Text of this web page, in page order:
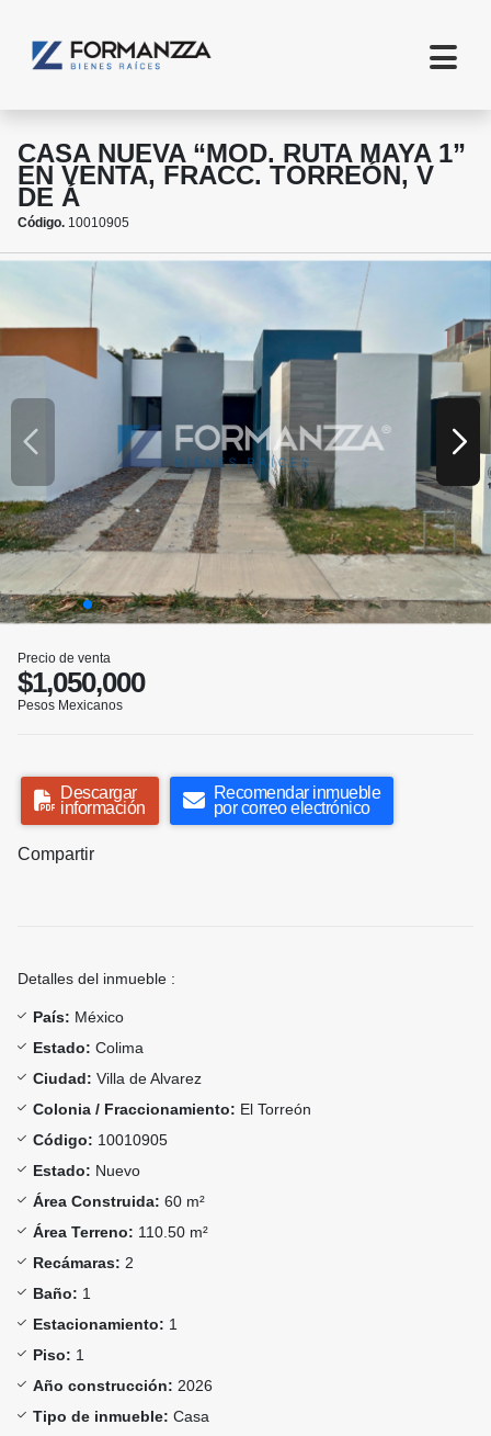
CASA NUEVA “MOD. RUTA MAYA 1”
EN VENTA, FRACC. TORREÓN, V
DE Á
Código. 10010905
Precio de venta
$1,050,000
Pesos Mexicanos
Descargar
información
Recomendar inmueble
por correo electrónico
Compartir
Detalles del inmueble :
País: México
Estado: Colima
Ciudad: Villa de Alvarez
Colonia / Fraccionamiento: El Torreón
Código: 10010905
Estado: Nuevo
Área Construida: 60 m²
Área Terreno: 110.50 m²
Recámaras: 2
Baño: 1
Estacionamiento: 1
Piso: 1
Año construcción: 2026
Tipo de inmueble: Casa